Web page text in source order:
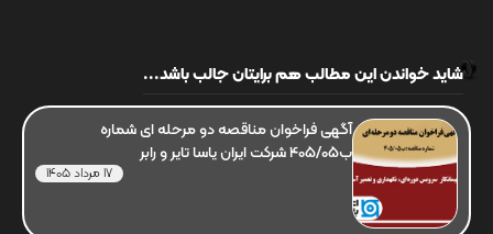
شاید خواندن این مطالب هم برایتان جالب باشد...
آگهی فراخوان مناقصه دو مرحله ای شماره
ب405/05 شرکت ایران یاسا تایر و رابر
17 مرداد 1405